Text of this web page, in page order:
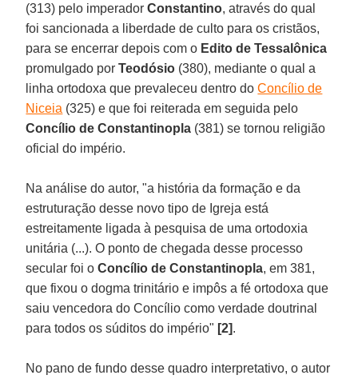
(313) pelo imperadorConstantino, através do qual
foi sancionada a liberdade de culto para os cristãos,
para se encerrar depois com o Edito de Tessalônica
promulgado porTeodósio (380), mediante o qual a
linha ortodoxa que prevaleceu dentro doConcílio de
Niceia (325) e que foi reiterada em seguida pelo
Concílio de Constantinopla (381) se tornou religião
oficial do império.
Na análise do autor, "a história da formação e da
estruturação desse novo tipo de Igreja está
estreitamente ligada à pesquisa de uma ortodoxia
unitária (...). O ponto de chegada desse processo
secular foi oConcílio de Constantinopla, em 381,
que fixou o dogma trinitário e impôs a fé ortodoxa que
saiu vencedora do Concílio como verdade doutrinal
para todos os súditos do império" [2].
No pano de fundo desse quadro interpretativo, o autor